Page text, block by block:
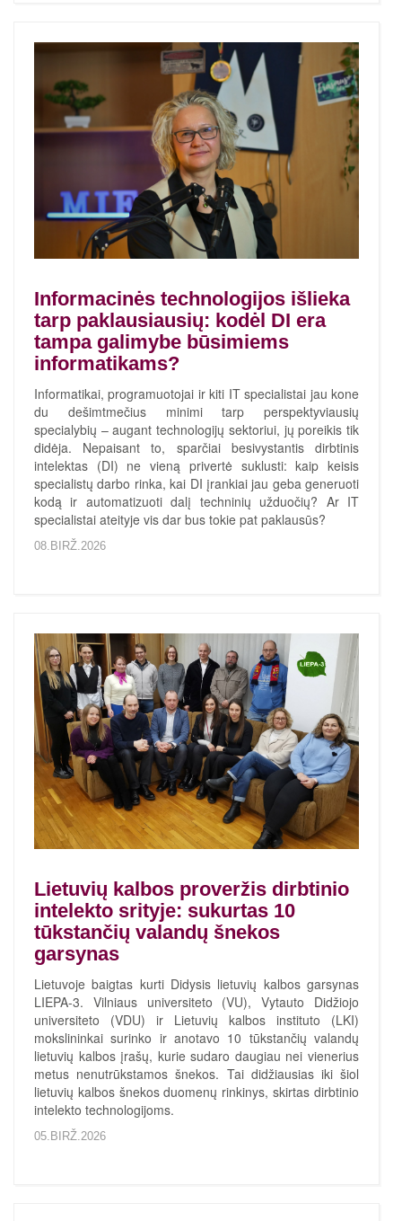
Informacinės technologijos išlieka
tarp paklausiausių: kodėl DI era
tampa galimybe būsimiems
informatikams?
Informatikai, programuotojai ir kiti IT specialistai jau kone
du dešimtmečius minimi tarp perspektyviausių
specialybių – augant technologijų sektoriui, jų poreikis tik
didėja. Nepaisant to, sparčiai besivystantis dirbtinis
intelektas (DI) ne vieną privertė suklusti: kaip keisis
specialistų darbo rinka, kai DI įrankiai jau geba generuoti
kodą ir automatizuoti dalį techninių užduočių? Ar IT
specialistai ateityje vis dar bus tokie pat paklausūs?
08.BIRŽ.2026
Lietuvių kalbos proveržis dirbtinio
intelekto srityje: sukurtas 10
tūkstančių valandų šnekos
garsynas
Lietuvoje baigtas kurti Didysis lietuvių kalbos garsynas
LIEPA-3. Vilniaus universiteto (VU), Vytauto Didžiojo
universiteto (VDU) ir Lietuvių kalbos instituto (LKI)
mokslininkai surinko ir anotavo 10 tūkstančių valandų
lietuvių kalbos įrašų, kurie sudaro daugiau nei vienerius
metus nenutrūkstamos šnekos. Tai didžiausias iki šiol
lietuvių kalbos šnekos duomenų rinkinys, skirtas dirbtinio
intelekto technologijoms.
05.BIRŽ.2026